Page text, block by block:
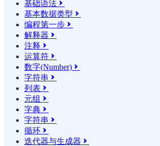
基础语法 
基本数据类型 
编程第一步 
解释器 
注释 
运算符 
数字(Number) 
字符串 
列表 
元组 
字典 
字符串 
循环 
迭代器与生成器 